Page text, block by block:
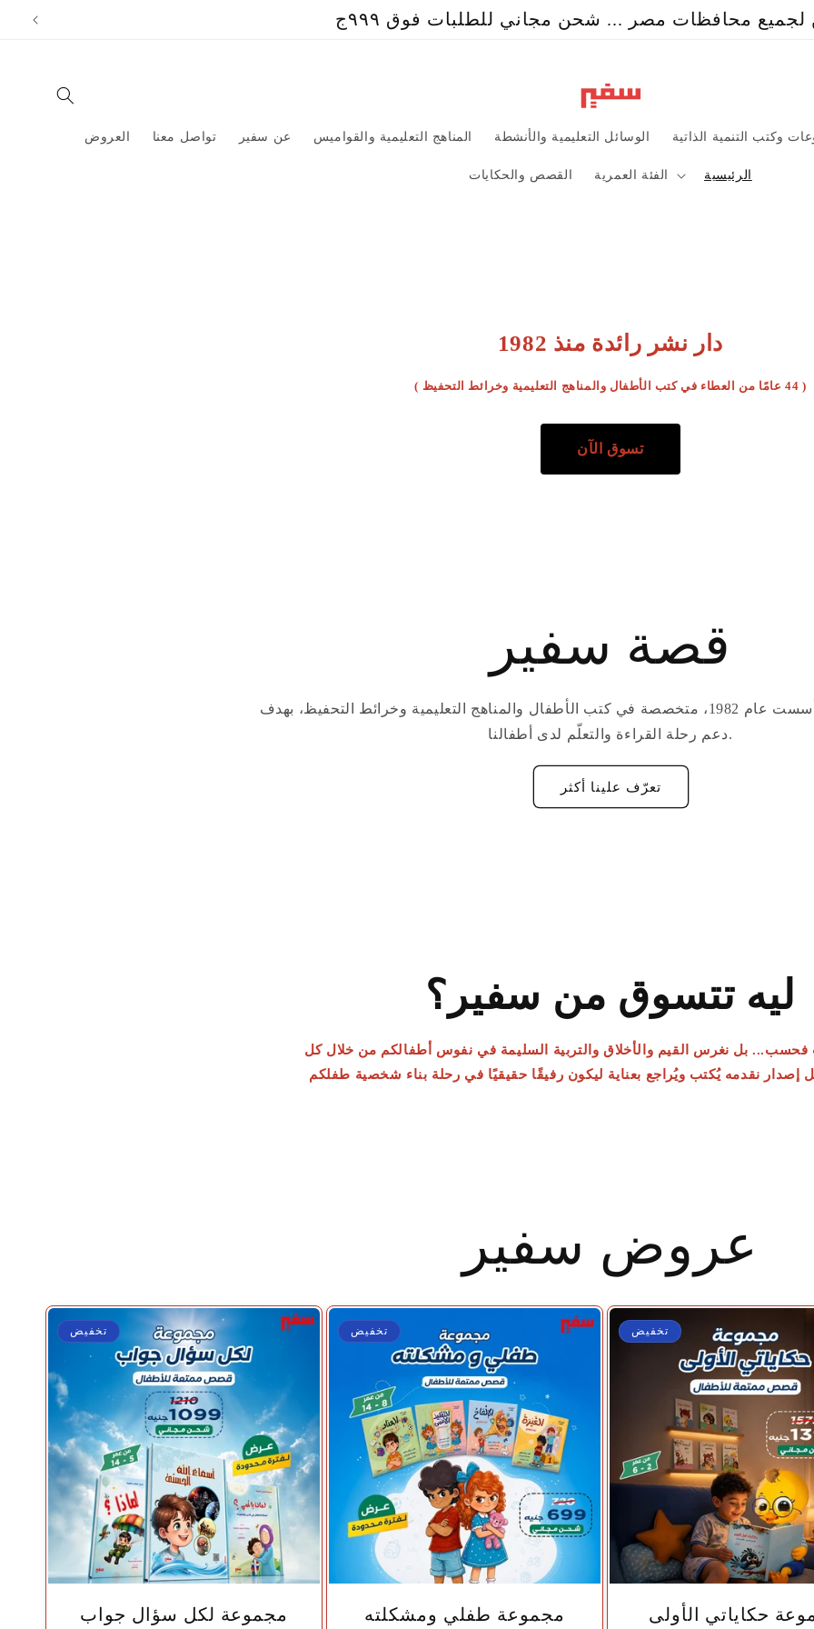
إلى
لجميع محافظات مصر ... شحن مجاني للطلبات فوق ٩٩٩ج
العروض تواصل معنا عن سفير المناهج التعليمية والقواميس الوسائل التعليمية والأنشطة وكتب التنمية الذاتية
القصص والحكايات الفئة العمرية الرئيسية
دار نشر رائدة منذ 1982
( 44 عامًا من العطاء في كتب الأطفال والمناهج التعليمية وخرائط التحفيظ )
تسوق الآن
قصة سفير
سفير دار نشر مصرية تأسست عام 1982، متخصصة في كتب الأطفال والمناهج التعليمية وخرائط التحفيظ، بهدف
دعم رحلة القراءة والتعلّم لدى أطفالنا.
تعرّف علينا أكثر
ليه تتسوق من سفير؟
فحسب... بل نغرس القيم والأخلاق والتربية السليمة في نفوس أطفالكم من خلال كل
إصدار نقدمه يُكتب ويُراجع بعناية ليكون رفيقًا حقيقيًا في رحلة بناء شخصية طفلكم
عروض سفير
تخفيض
مجموعة لكل سؤال جواب
تخفيض
مجموعة طفلي ومشكلته
تخفيض
حكاياتي الأولى